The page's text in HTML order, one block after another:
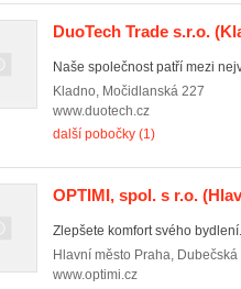
DuoTech Trade s.r.o.
Naše společnost patří mezi
Kladno, Močidlanská 227
www.duotech.cz
další pobočky (1)
OPTIMI, spol. s r.o.
Zlepšete komfort svého
Hlavní město Praha, Dubečská
www.optimi.cz